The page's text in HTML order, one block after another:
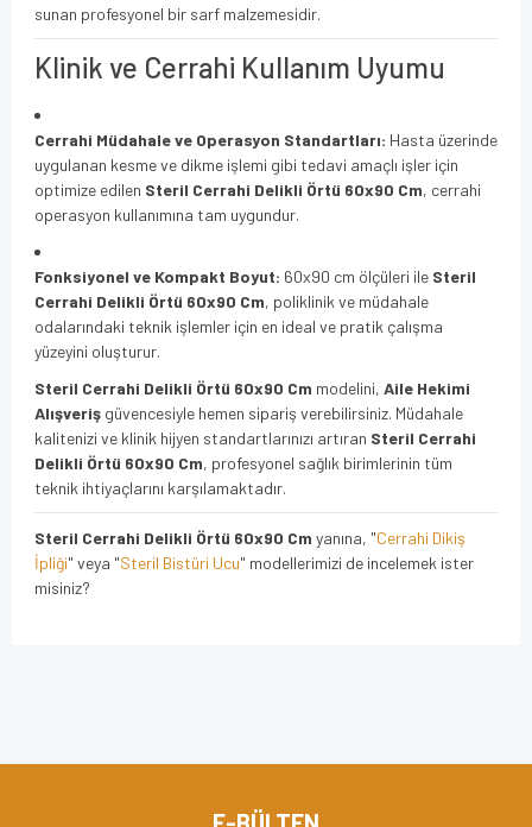
sunan profesyonel bir sarf malzemesidir.
Klinik ve Cerrahi Kullanım Uyumu
Cerrahi Müdahale ve Operasyon Standartları: Hasta üzerinde
uygulanan kesme ve dikme işlemi gibi tedavi amaçlı işler için
optimize edilen Steril Cerrahi Delikli Örtü 60x90 Cm, cerrahi
operasyon kullanımına tam uygundur.
Fonksiyonel ve Kompakt Boyut: 60x90 cm ölçüleri ile Steril
Cerrahi Delikli Örtü 60x90 Cm, poliklinik ve müdahale
odalarındaki teknik işlemler için en ideal ve pratik çalışma
yüzeyini oluşturur.
Steril Cerrahi Delikli Örtü 60x90 Cm modelini, Aile Hekimi
Alışveriş güvencesiyle hemen sipariş verebilirsiniz. Müdahale
kalitenizi ve klinik hijyen standartlarınızı artıran Steril Cerrahi
Delikli Örtü 60x90 Cm, profesyonel sağlık birimlerinin tüm
teknik ihtiyaçlarını karşılamaktadır.
Steril Cerrahi Delikli Örtü 60x90 Cm yanına, "Cerrahi Dikiş
İpliği" veya "Steril Bistüri Ucu" modellerimizi de incelemek ister
misiniz?
Ürün resmi kalitesiz, bozuk veya görüntülenemiyor.